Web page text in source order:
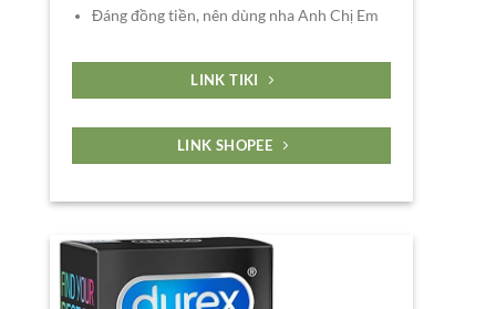
Đáng đồng tiền, nên dùng nha Anh Chị Em
LINK TIKI
LINK SHOPEE